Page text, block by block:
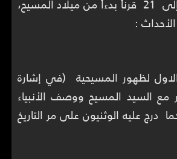
:
لظهور المسيحية (في إشارة
مع السيد المسيح ووصف الأنبياء
درج عليه الوثنيون على مر التاريخ